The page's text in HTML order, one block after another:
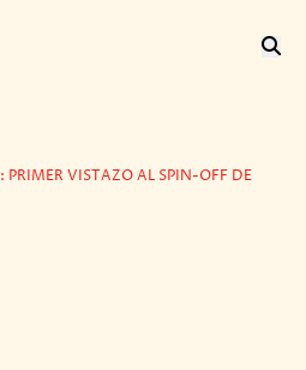
VISTAZO AL SPIN-OFF DE